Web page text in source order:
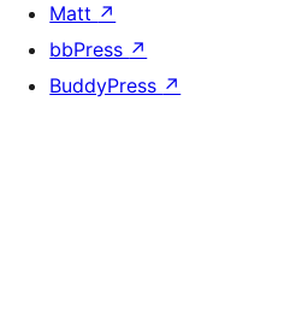
Matt ↗
bbPress ↗
BuddyPress ↗